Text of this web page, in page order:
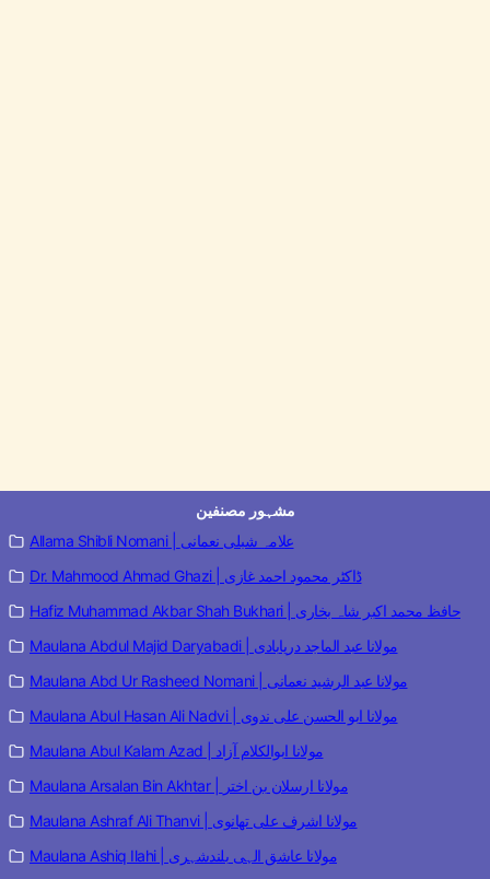
مشہور مصنفین
Allama Shibli Nomani | علامہ شبلی نعمانی
Dr. Mahmood Ahmad Ghazi | ڈاکٹر محمود احمد غازی
Hafiz Muhammad Akbar Shah Bukhari | حافظ محمد اکبر شاہ بخاری
Maulana Abdul Majid Daryabadi | مولانا عبد الماجد دریابادی
Maulana Abd Ur Rasheed Nomani | مولانا عبد الرشید نعمانی
Maulana Abul Hasan Ali Nadvi | مولانا ابو الحسن علی ندوی
Maulana Abul Kalam Azad | مولانا ابوالکلام آزاد
Maulana Arsalan Bin Akhtar | مولانا ارسلان بن اختر
Maulana Ashraf Ali Thanvi | مولانا اشرف علی تھانوی
Maulana Ashiq Ilahi | مولانا عاشق الہی بلندشہری